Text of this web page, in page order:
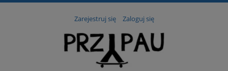
Zarejestruj się Zaloguj się